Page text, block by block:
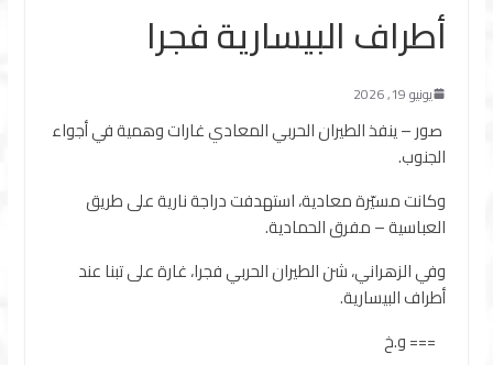
أطراف البيسارية فجرا
يونيو 19, 2026
صور – ينفذ الطيران الحربي المعادي غارات وهمية في أجواء
الجنوب.
وكانت مسيّرة معادية، استهدفت دراجة نارية على طريق
العباسية – مفرق الحمادية.
وفي الزهراني، شن الطيران الحربي فجرا، غارة على تبنا عند
أطراف البيسارية.
=== و.خ